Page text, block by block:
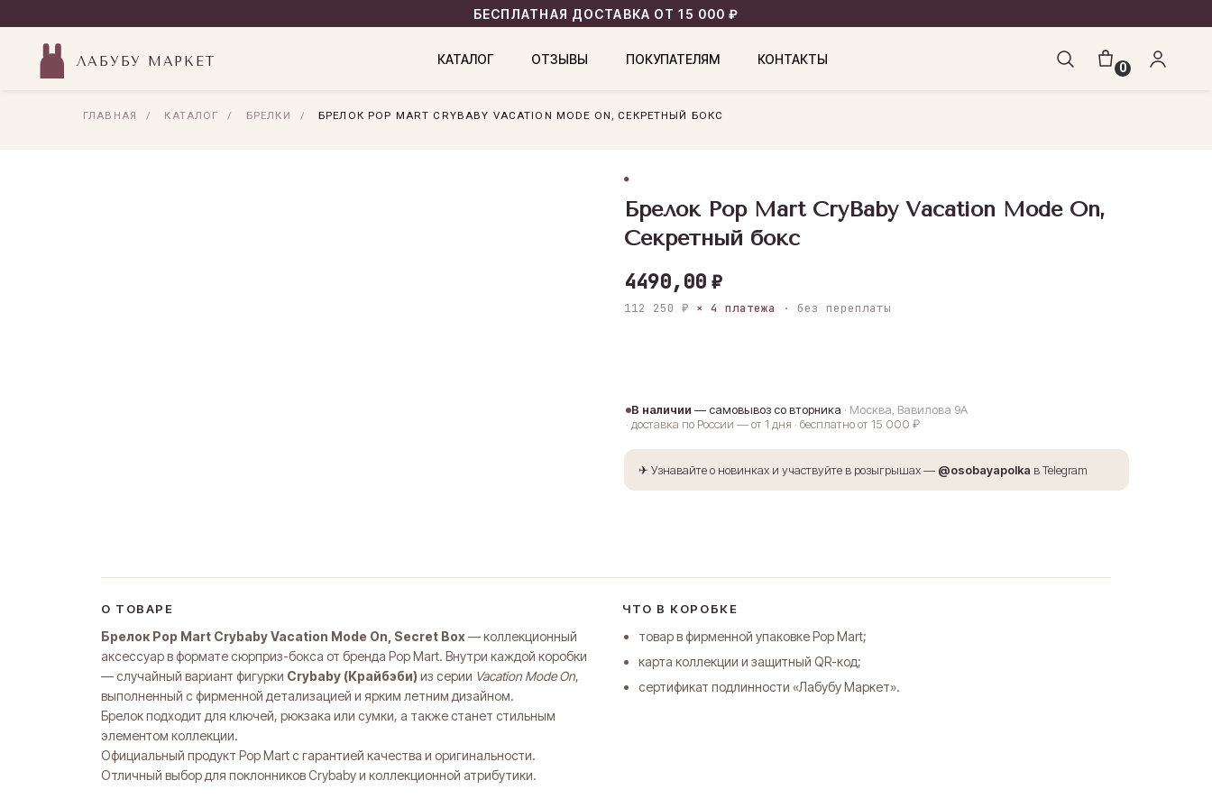
ЛАБУБУ МАРКЕТ ПОКУПАТЕЛЯМ КОНТАКТЫ
ОТЗЫВЫ
0
КАТАЛОГ
БЕСПЛАТНАЯ ДОСТАВКА ОТ 15 000 ₽
ГЛАВНАЯ / КАТАЛОГ / БРЕЛКИ / БРЕЛОК POP MART CRYBABY VACATION MODE ON, СЕКРЕТНЫЙ БОКС
Брелок Pop Mart CryBaby Vacation Mode On,
Секретный бокс
4490,00 ₽
112 250 ₽ × 4 платежа · без переплаты
В наличии — самовывоз со вторника · Москва, Вавилова 9А
· доставка по России — от 1 дня · бесплатно от 15 000 ₽
✈ Узнавайте о новинках и участвуйте в розыгрышах — @osobayapolka в Telegram
О ТОВАРЕ
Брелок Pop Mart Crybaby Vacation Mode On, Secret Box— коллекционный
аксессуар в формате сюрприз-бокса от бренда Pop Mart. Внутри каждой коробки
— случайный вариант фигурки Crybaby (Крайбэби) из серии Vacation Mode On,
выполненный с фирменной детализацией и ярким летним дизайном.
Брелок подходит для ключей, рюкзака или сумки, а также станет стильным
элементом коллекции.
Официальный продукт Pop Mart с гарантией качества и оригинальности.
Отличный выбор для поклонников Crybaby и коллекционной атрибутики.
ЧТО В КОРОБКЕ
товар в фирменной упаковке Pop Mart;
карта коллекции и защитный QR-код;
сертификат подлинности «Лабубу Маркет».
Оплата частями
Оплатите сегодня 25% стоимости покупки картой любого банка, остальное
— тремя платежами раз в две недели.